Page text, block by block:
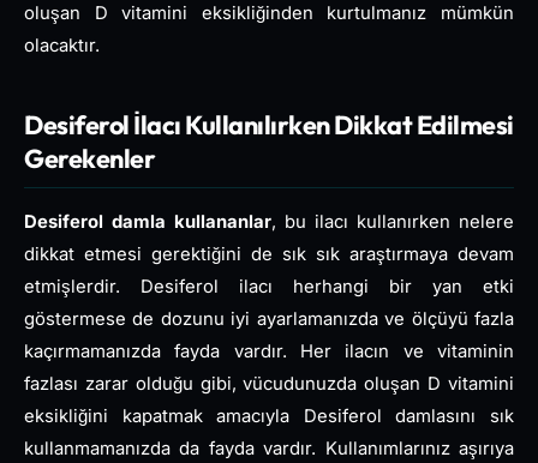
oluşan D vitamini eksikliğinden kurtulmanız mümkün
olacaktır.
Desiferol İlacı Kullanılırken Dikkat Edilmesi
Gerekenler
Desiferol damla kullananlar, bu ilacı kullanırken nelere
dikkat etmesi gerektiğini de sık sık araştırmaya devam
etmişlerdir. Desiferol ilacı herhangi bir yan etki
göstermese de dozunu iyi ayarlamanızda ve ölçüyü fazla
kaçırmamanızda fayda vardır. Her ilacın ve vitaminin
fazlası zarar olduğu gibi, vücudunuzda oluşan D vitamini
eksikliğini kapatmak amacıyla Desiferol damlasını sık
kullanmamanızda da fayda vardır. Kullanımlarınız aşırıya